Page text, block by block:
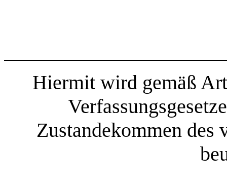
Hiermit wird gemäß
Zustandekommen des